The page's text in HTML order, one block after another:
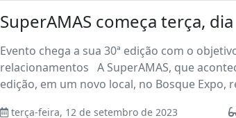
SuperAMAS começa terça,
Evento chega a sua 30ª edição com o
relacionamentos A SuperAMAS, que
edição, em um novo local, no Bosque
terça-feira, 12 de setembro de 2023